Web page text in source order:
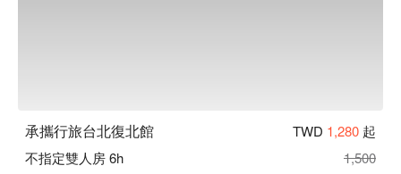
承攜行旅台北復北館 TWD 1,280 起
不指定雙人房 6h
1,500